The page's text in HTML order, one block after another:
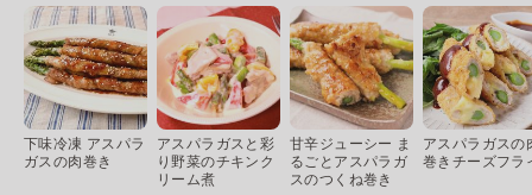
下味冷凍 アスパラ
ガスの肉巻き
アスパラガスと彩
り野菜のチキンク
リーム煮
甘辛ジューシー ま
るごとアスパラガ
スのつくね巻き
アスパラガスの
巻きチーズフラ